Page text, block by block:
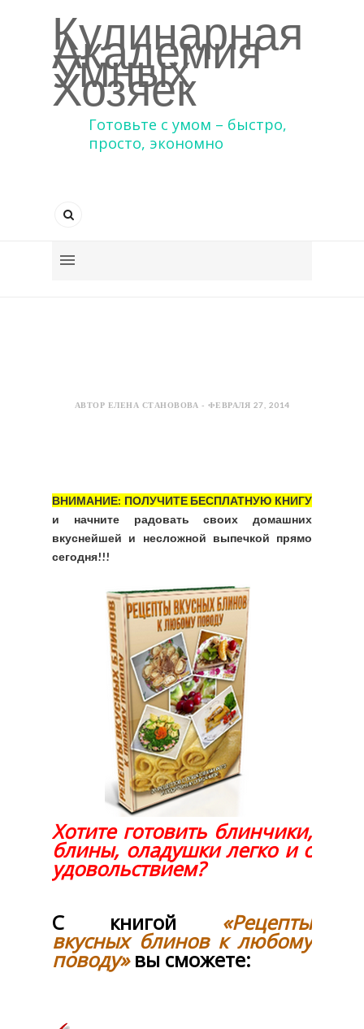
Кулинарная
Академия
Умных
Хозяек
Готовьте с умом – быстро,
просто, экономно
АВТОР ЕЛЕНА СТАНОВОВА - ФЕВРАЛЯ 27, 2014
ВНИМАНИЕ: ПОЛУЧИТЕ БЕСПЛАТНУЮ КНИГУ
и начните радовать своих домашних
вкуснейшей и несложной выпечкой прямо
сегодня!!!
Хотите готовить блинчики,
блины, оладушки легко и с
удовольствием?
С книгой «Рецепты
вкусных блинов к любому
поводу»вы сможете: